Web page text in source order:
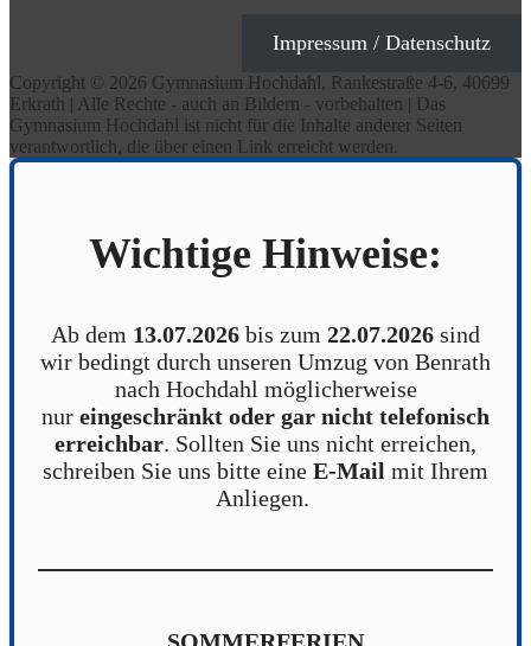
Impressum / Datenschutz
Copyright © 2026 Gymnasium Hochdahl, Rankestraße 4-6, 40699
Erkrath | Alle Rechte - auch an Bildern - vorbehalten | Das
Gymnasium Hochdahl ist nicht für die Inhalte anderer Seiten
verantwortlich, die über einen Link erreicht werden.
Wichtige Hinweise:
Ab dem 13.07.2026 bis zum 22.07.2026 sind
wir bedingt durch unseren Umzug von Benrath
nach Hochdahl möglicherweise
nur eingeschränkt oder gar nicht telefonisch
erreichbar. Sollten Sie uns nicht erreichen,
schreiben Sie uns bitte eine E-Mail mit Ihrem
Anliegen.
SOMMERFERIEN